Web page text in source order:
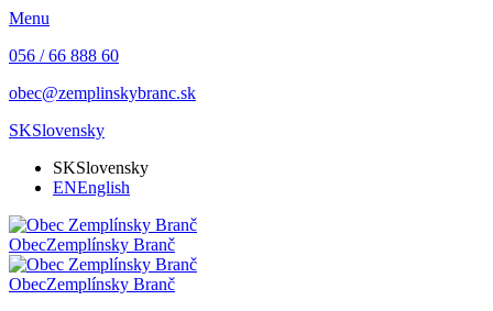
Menu
056 / 66 888 60
obec@zemplinskybranc.sk
SKSlovensky
SKSlovensky
ENEnglish
ObecZemplínsky Branč
ObecZemplínsky Branč